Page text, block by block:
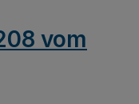
vom